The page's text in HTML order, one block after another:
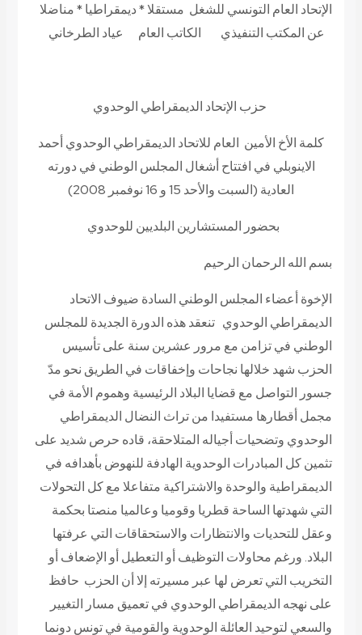
الإتحاد العام التونسي للشغل مستقلا * ديمقراطيا * مناضلا
عن المكتب التنفيذي الكاتب العام عياد الطرخاني
حزب الإتحاد الديمقراطي الوحدوي
كلمة الأخ الأمين العام للاتحاد الديمقراطي الوحدوي أحمد
الاينوبلي في افتتاح أشغال المجلس الوطني في دورته
العادية (السبت والأحد 15 و 16 نوفمبر 2008)
بحضور المستشارين البلديين للوحدوي
بسم الله الرحمان الرحيم
الإخوة أعضاء المجلس الوطني السادة ضيوف الاتحاد
الديمقراطي الوحدوي تنعقد هذه الدورة الجديدة للمجلس
الوطني في تزامن مع مرور عشرين سنة على تأسيس
الحزب شهد خلالها نجاحات وإخفاقات في الطريق نحو مدّ
جسور التواصل مع قضايا البلاد الرئيسية وهموم الأمة في
مجمل أقطارها مستفيدا من تراث النضال الديمقراطي
الوحدوي وتضحيات أجياله المتلاحقة، قاده حرص شديد على
تثمين كل المبادرات الوحدوية الهادفة للنهوض بأهدافه في
الديمقراطية والوحدة والاشتراكية متفاعلا مع كل التحولات
التي شهدتها الساحة قطريا وقوميا وعالميا منصتا بحكمة
وعقل للتحديات والانتظارات والاستحقاقات التي عرفتها
البلاد. ورغم محاولات التوظيف أو التعطيل أو الإضعاف أو
التخريب التي تعرض لها عبر مسيرته إلا أن الحزب حافظ
على نهجه الديمقراطي الوحدوي في تعميق مسار التغيير
والسعي لتوحيد العائلة الوحدوية والقومية في تونس دونما